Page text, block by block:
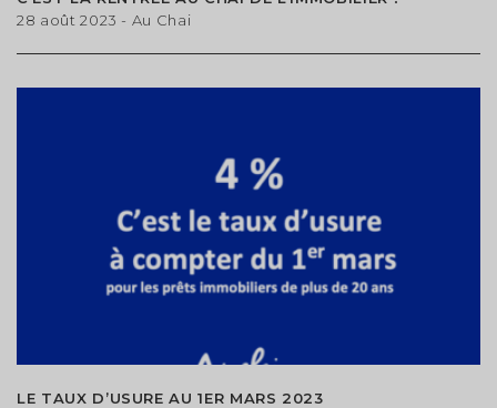
28 août 2023 - Au Chai
LE TAUX D’USURE AU 1ER MARS 2023